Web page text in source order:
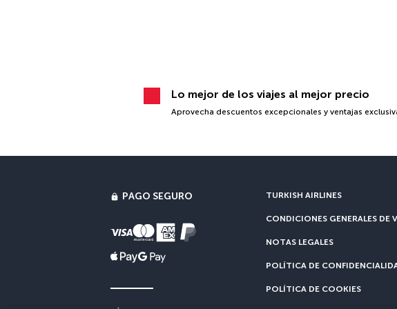
Lo mejor de los viajes al mejor precio
Aprovecha descuentos excepcionales y ventajas
PAGO SEGURO TURKISH AIRLINES
CONDICIONES GENERALES DE
NOTAS LEGALES
POLÍTICA DE
POLÍTICA DE COOKIES